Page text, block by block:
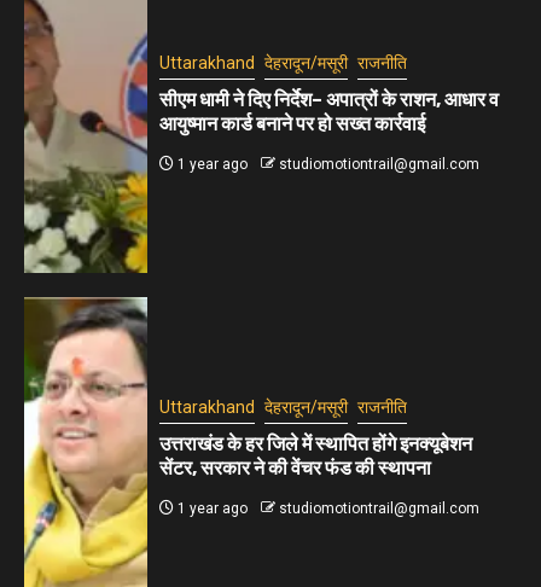
Uttarakhand देहरादून/मसूरी राजनीति
सीएम धामी ने दिए निर्देश– अपात्रों के राशन, आधार व
आयुष्मान कार्ड बनाने पर हो सख्त कार्रवाई
1 year ago studiomotiontrail@gmail.com
Uttarakhand देहरादून/मसूरी राजनीति
उत्तराखंड के हर जिले में स्थापित होंगे इनक्यूबेशन
सेंटर, सरकार ने की वेंचर फंड की स्थापना
1 year ago studiomotiontrail@gmail.com